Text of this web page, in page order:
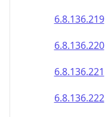
6.8.136.219
6.8.136.220
6.8.136.221
6.8.136.222